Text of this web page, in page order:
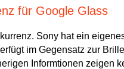
für Google Glass
Sony hat ein
im Gegensatz zur
Informtionen zeigen